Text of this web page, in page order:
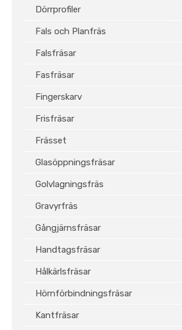
Dörrprofiler
Fals och Planfräs
Falsfräsar
Fasfräsar
Fingerskarv
Frisfräsar
Frässet
Glasöppningsfräsar
Golvlagningsfräs
Gravyrfräs
Gångjärnsfräsar
Handtagsfräsar
Hålkärlsfräsar
Hörnförbindningsfräsar
Kantfräsar